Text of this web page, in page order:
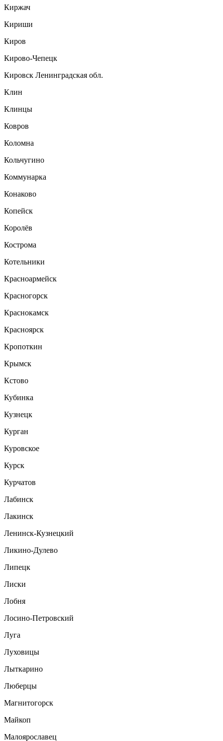
Киржач
Кириши
Киров
Кирово-Чепецк
Кировск Ленинградская обл.
Клин
Клинцы
Ковров
Коломна
Кольчугино
Коммунарка
Конаково
Копейск
Королёв
Кострома
Котельники
Красноармейск
Красногорск
Краснокамск
Красноярск
Кропоткин
Крымск
Кстово
Кубинка
Кузнецк
Курган
Куровское
Курск
Курчатов
Лабинск
Лакинск
Ленинск-Кузнецкий
Ликино-Дулево
Липецк
Лиски
Лобня
Лосино-Петровский
Луга
Луховицы
Лыткарино
Люберцы
Магнитогорск
Майкоп
Малоярославец